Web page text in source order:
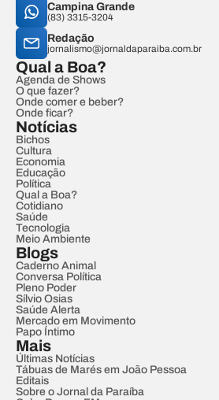
Campina Grande
(83) 3315-3204
Redação
jornalismo@jornaldaparaiba.com.br
Qual a Boa?
Agenda de Shows
O que fazer?
Onde comer e beber?
Onde ficar?
Notícias
Bichos
Cultura
Economia
Educação
Política
Qual a Boa?
Cotidiano
Saúde
Tecnologia
Meio Ambiente
Blogs
Caderno Animal
Conversa Política
Pleno Poder
Sílvio Osias
Saúde Alerta
Mercado em Movimento
Papo Íntimo
Mais
Últimas Notícias
Tábuas de Marés em João Pessoa
Editais
Sobre o Jornal da Paraíba